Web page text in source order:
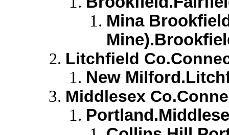
Mina
Litchfield
New
Middlesex